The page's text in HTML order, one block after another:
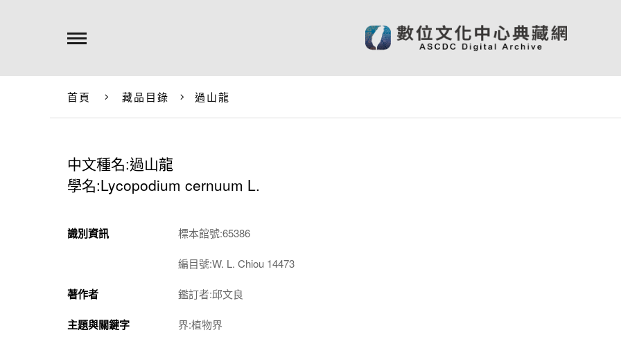
首頁 藏品目錄 過山龍
中文種名:過山龍
學名:Lycopodium cernuum L.
識別資訊 標本館號:65386
編目號:W. L. Chiou 14473
著作者 鑑訂者:邱文良
主題與關鍵字 界:植物界